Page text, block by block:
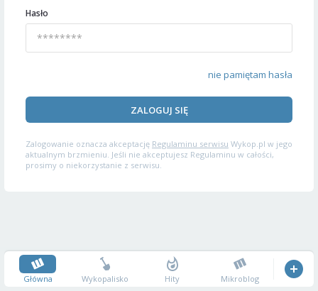
Hasło
nie pamiętam hasła
ZALOGUJ SIĘ
Zalogowanie oznacza akceptację Regulaminu serwisu Wykop.pl w jego
aktualnym brzmieniu. Jeśli nie akceptujesz Regulaminu w całości,
prosimy o niekorzystanie z serwisu.
Główna Wykopalisko Hity Mikroblog